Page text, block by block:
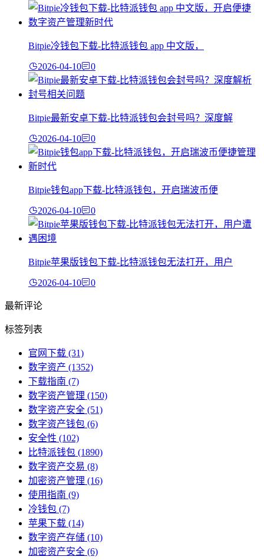
Bitpie冷钱包下载-比特派钱包 app 中文版，
2026-04-10 0
Bitpie最新安卓下载-比特派钱包会封号吗？深度解
2026-04-10 0
Bitpie钱包app下载-比特派钱包，开启瑞波币便
2026-04-10 0
Bitpie苹果版钱包下载-比特派钱包无法打开，用户
2026-04-10 0
最新评论
标签列表
官网下载 (31)
数字资产 (1352)
下载指南 (7)
数字资产管理 (150)
数字资产安全 (51)
数字资产钱包 (6)
安全性 (102)
比特派钱包 (1890)
数字资产交易 (8)
加密资产管理 (16)
使用指南 (9)
冷钱包 (7)
苹果下载 (14)
数字资产存储 (10)
加密资产安全 (6)